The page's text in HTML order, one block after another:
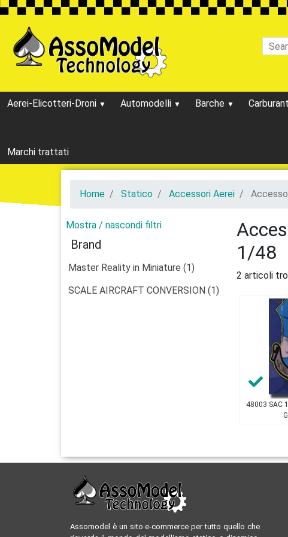
Aerei-Elicotteri-Droni Automodelli Barche
Marchi trattati
Home Statico Accessori Aerei
Mostra / nascondi filtri
Brand
Master Reality in Miniature (1)
SCALE AIRCRAFT CONVERSION (1)
1/48
2 articoli
48003 SAC
Assomodel è un sito e-commerce per tutto quello che